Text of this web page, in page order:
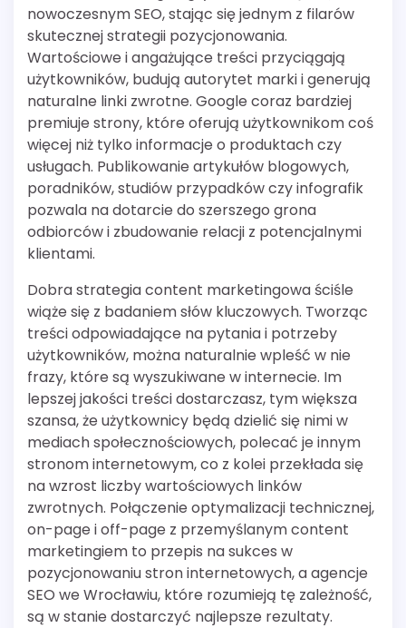
nowoczesnym SEO, stając się jednym z filarów
skutecznej strategii pozycjonowania.
Wartościowe i angażujące treści przyciągają
użytkowników, budują autorytet marki i generują
naturalne linki zwrotne. Google coraz bardziej
premiuje strony, które oferują użytkownikom coś
więcej niż tylko informacje o produktach czy
usługach. Publikowanie artykułów blogowych,
poradników, studiów przypadków czy infografik
pozwala na dotarcie do szerszego grona
odbiorców i zbudowanie relacji z potencjalnymi
klientami.
Dobra strategia content marketingowa ściśle
wiąże się z badaniem słów kluczowych. Tworząc
treści odpowiadające na pytania i potrzeby
użytkowników, można naturalnie wpleść w nie
frazy, które są wyszukiwane w internecie. Im
lepszej jakości treści dostarczasz, tym większa
szansa, że użytkownicy będą dzielić się nimi w
mediach społecznościowych, polecać je innym
stronom internetowym, co z kolei przekłada się
na wzrost liczby wartościowych linków
zwrotnych. Połączenie optymalizacji technicznej,
on-page i off-page z przemyślanym content
marketingiem to przepis na sukces w
pozycjonowaniu stron internetowych, a agencje
SEO we Wrocławiu, które rozumieją tę zależność,
są w stanie dostarczyć najlepsze rezultaty.